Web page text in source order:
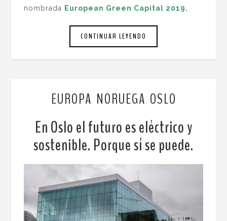
nombrada European Green Capital 2019.
CONTINUAR LEYENDO
EUROPA NORUEGA OSLO
En Oslo el futuro es eléctrico y
sostenible. Porque sí se puede.